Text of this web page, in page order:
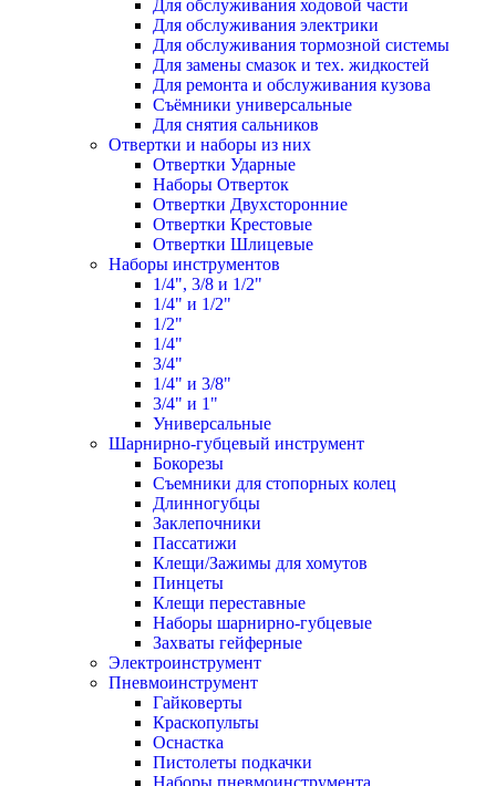
Для обслуживания ходовой части
Для обслуживания электрики
Для обслуживания тормозной системы
Для замены смазок и тех. жидкостей
Для ремонта и обслуживания кузова
Съёмники универсальные
Для снятия сальников
Отвертки и наборы из них
Отвертки Ударные
Наборы Отверток
Отвертки Двухсторонние
Отвертки Крестовые
Отвертки Шлицевые
Наборы инструментов
1/4", 3/8 и 1/2"
1/4" и 1/2"
1/2"
1/4"
3/4"
1/4" и 3/8"
3/4" и 1"
Универсальные
Шарнирно-губцевый инструмент
Бокорезы
Съемники для стопорных колец
Длинногубцы
Заклепочники
Пассатижи
Клещи/Зажимы для хомутов
Пинцеты
Клещи переставные
Наборы шарнирно-губцевые
Захваты гейферные
Электроинструмент
Пневмоинструмент
Гайковерты
Краскопульты
Оснастка
Пистолеты подкачки
Наборы пневмоинструмента